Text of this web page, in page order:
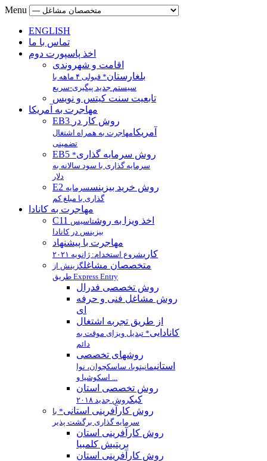
Menu
ENGLISH
تماس با ما
اخذ پاسپورت دوم
اقامت و شهروندی
بلغارستان
* قبولی ۴ ماهه با
سیستم جدید پیگیری-سریع
تابعیت سنت کیتس و نویس
مهاجرت به آمریکا
EB3 روش کار در
آمریکامهاجرت به همراه اشتغال
تضمینی
EB5 روش سرمایه گذاری*
سرمایه گذاری با سود سالانه به
دلار
E2 روش خرید بیزینسسرمایه
گذاری با مبلغ کم
مهاجرت به کانادا
C11 اخذ ویزا به روشتاسیس
بیزینس در کانادا
مهاجرت با پیشنهاد
کاریشروع استخدام: ژانویه ۲۰۲۱
متخصصان مشاغلگزینش از
طریق Express Entry
روش تخصصی فدرال
روش مشاغل فنی و حرفه
ای
از طریق تجربه اشتغال
کانادایی* تبدیل ویزای موقت به
دائم
روشهای تخصصی
استانیمانیتوبا، ساسکچوان، نوا
اسکوشیا و ...
روش تخصصی استان
كبكروش جدید ۲۰۱۸
روش کارآفرینی استانی* با
سرمایه گذاری برگشت پذیر
روش كارآفرينی استان
بريتيش كلمبيا
روش کارآفرینی استان